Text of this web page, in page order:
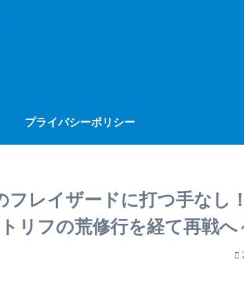
プライバシーポリシー
フレイザードに打つ手なし
リフの荒修行を経て再戦へ